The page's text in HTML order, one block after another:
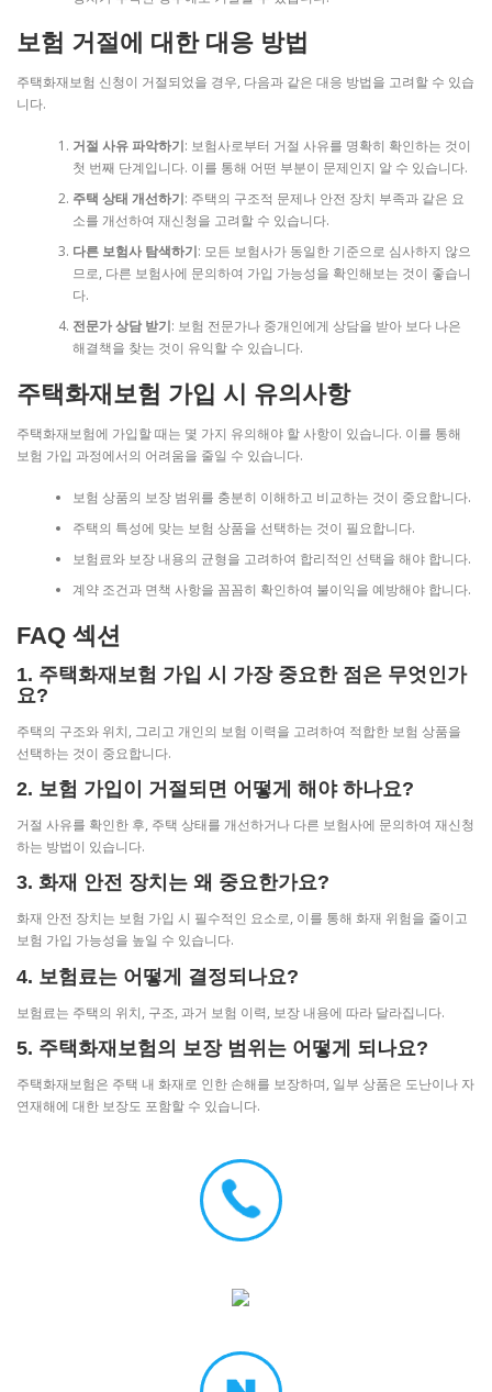
보험 거절에 대한 대응 방법
주택화재보험 신청이 거절되었을 경우, 다음과 같은 대응 방법을 고려할 수 있습
니다.
거절 사유 파악하기: 보험사로부터 거절 사유를 명확히 확인하는 것이
첫 번째 단계입니다. 이를 통해 어떤 부분이 문제인지 알 수 있습니다.
주택 상태 개선하기: 주택의 구조적 문제나 안전 장치 부족과 같은 요
소를 개선하여 재신청을 고려할 수 있습니다.
다른 보험사 탐색하기: 모든 보험사가 동일한 기준으로 심사하지 않으
므로, 다른 보험사에 문의하여 가입 가능성을 확인해보는 것이 좋습니
다.
전문가 상담 받기: 보험 전문가나 중개인에게 상담을 받아 보다 나은
해결책을 찾는 것이 유익할 수 있습니다.
주택화재보험 가입 시 유의사항
주택화재보험에 가입할 때는 몇 가지 유의해야 할 사항이 있습니다. 이를 통해
보험 가입 과정에서의 어려움을 줄일 수 있습니다.
보험 상품의 보장 범위를 충분히 이해하고 비교하는 것이 중요합니다.
주택의 특성에 맞는 보험 상품을 선택하는 것이 필요합니다.
보험료와 보장 내용의 균형을 고려하여 합리적인 선택을 해야 합니다.
계약 조건과 면책 사항을 꼼꼼히 확인하여 불이익을 예방해야 합니다.
FAQ 섹션
1. 주택화재보험 가입 시 가장 중요한 점은 무엇인가
요?
주택의 구조와 위치, 그리고 개인의 보험 이력을 고려하여 적합한 보험 상품을
선택하는 것이 중요합니다.
2. 보험 가입이 거절되면 어떻게 해야 하나요?
거절 사유를 확인한 후, 주택 상태를 개선하거나 다른 보험사에 문의하여 재신청
하는 방법이 있습니다.
3. 화재 안전 장치는 왜 중요한가요?
화재 안전 장치는 보험 가입 시 필수적인 요소로, 이를 통해 화재 위험을 줄이고
보험 가입 가능성을 높일 수 있습니다.
4. 보험료는 어떻게 결정되나요?
보험료는 주택의 위치, 구조, 과거 보험 이력, 보장 내용에 따라 달라집니다.
5. 주택화재보험의 보장 범위는 어떻게 되나요?
주택화재보험은 주택 내 화재로 인한 손해를 보장하며, 일부 상품은 도난이나 자
연재해에 대한 보장도 포함할 수 있습니다.